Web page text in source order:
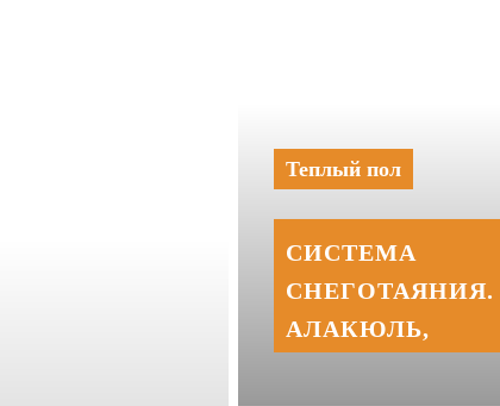
Теплый пол
СИСТЕМА
СНЕГОТАЯНИЯ.
АЛАКЮЛЬ,